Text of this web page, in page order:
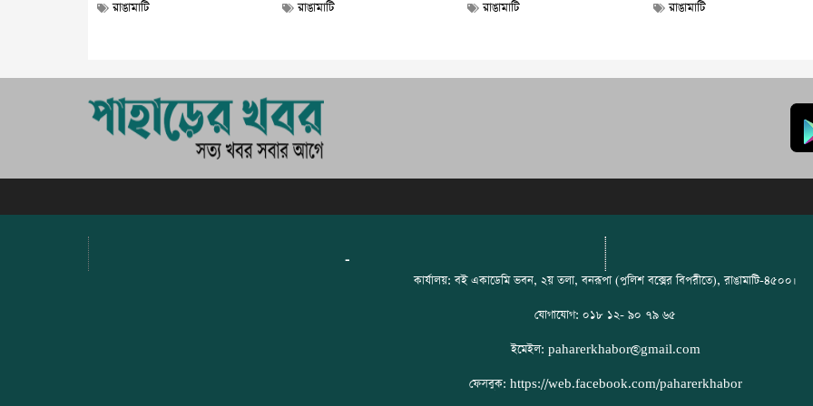
রাঙামাটি রাঙামাটি রাঙামাটি রাঙামাটি
-
কার্যালয়: বই একাডেমি ভবন, ২য় তলা, বনরূপা (পুলিশ বক্সের বিপরীতে), রাঙামাটি-৪৫০০।
যোগাযোগ: ০১৮ ১২- ৯০ ৭৯ ৬৫
ইমেইল: paharerkhabor@gmail.com
ফেসবুক: https://web.facebook.com/paharerkhabor